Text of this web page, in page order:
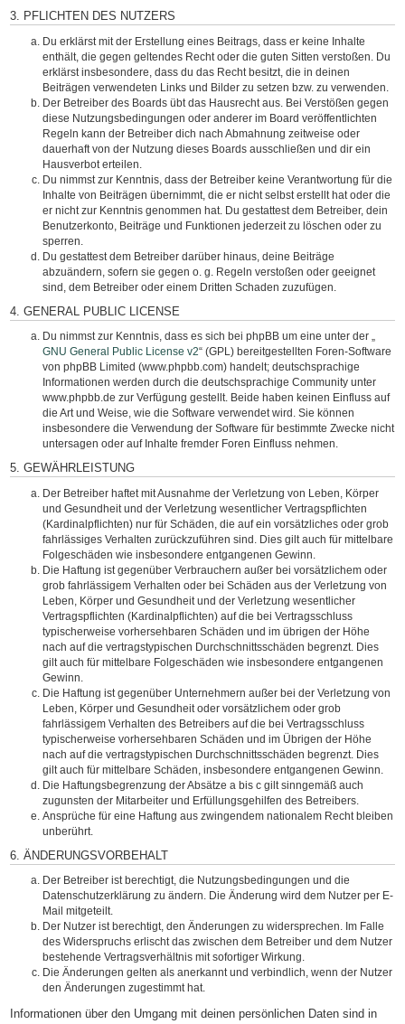
3. PFLICHTEN DES NUTZERS
Du erklärst mit der Erstellung eines Beitrags, dass er keine Inhalte
enthält, die gegen geltendes Recht oder die guten Sitten verstoßen. Du
erklärst insbesondere, dass du das Recht besitzt, die in deinen
Beiträgen verwendeten Links und Bilder zu setzen bzw. zu verwenden.
Der Betreiber des Boards übt das Hausrecht aus. Bei Verstößen gegen
diese Nutzungsbedingungen oder anderer im Board veröffentlichten
Regeln kann der Betreiber dich nach Abmahnung zeitweise oder
dauerhaft von der Nutzung dieses Boards ausschließen und dir ein
Hausverbot erteilen.
Du nimmst zur Kenntnis, dass der Betreiber keine Verantwortung für die
Inhalte von Beiträgen übernimmt, die er nicht selbst erstellt hat oder die
er nicht zur Kenntnis genommen hat. Du gestattest dem Betreiber, dein
Benutzerkonto, Beiträge und Funktionen jederzeit zu löschen oder zu
sperren.
Du gestattest dem Betreiber darüber hinaus, deine Beiträge
abzuändern, sofern sie gegen o. g. Regeln verstoßen oder geeignet
sind, dem Betreiber oder einem Dritten Schaden zuzufügen.
4. GENERAL PUBLIC LICENSE
Du nimmst zur Kenntnis, dass es sich bei phpBB um eine unter der „
GNU General Public License v2“ (GPL) bereitgestellten Foren-Software
von phpBB Limited (www.phpbb.com) handelt; deutschsprachige
Informationen werden durch die deutschsprachige Community unter
www.phpbb.de zur Verfügung gestellt. Beide haben keinen Einfluss auf
die Art und Weise, wie die Software verwendet wird. Sie können
insbesondere die Verwendung der Software für bestimmte Zwecke nicht
untersagen oder auf Inhalte fremder Foren Einfluss nehmen.
5. GEWÄHRLEISTUNG
Der Betreiber haftet mit Ausnahme der Verletzung von Leben, Körper
und Gesundheit und der Verletzung wesentlicher Vertragspflichten
(Kardinalpflichten) nur für Schäden, die auf ein vorsätzliches oder grob
fahrlässiges Verhalten zurückzuführen sind. Dies gilt auch für mittelbare
Folgeschäden wie insbesondere entgangenen Gewinn.
Die Haftung ist gegenüber Verbrauchern außer bei vorsätzlichem oder
grob fahrlässigem Verhalten oder bei Schäden aus der Verletzung von
Leben, Körper und Gesundheit und der Verletzung wesentlicher
Vertragspflichten (Kardinalpflichten) auf die bei Vertragsschluss
typischerweise vorhersehbaren Schäden und im übrigen der Höhe
nach auf die vertragstypischen Durchschnittsschäden begrenzt. Dies
gilt auch für mittelbare Folgeschäden wie insbesondere entgangenen
Gewinn.
Die Haftung ist gegenüber Unternehmern außer bei der Verletzung von
Leben, Körper und Gesundheit oder vorsätzlichem oder grob
fahrlässigem Verhalten des Betreibers auf die bei Vertragsschluss
typischerweise vorhersehbaren Schäden und im Übrigen der Höhe
nach auf die vertragstypischen Durchschnittsschäden begrenzt. Dies
gilt auch für mittelbare Schäden, insbesondere entgangenen Gewinn.
Die Haftungsbegrenzung der Absätze a bis c gilt sinngemäß auch
zugunsten der Mitarbeiter und Erfüllungsgehilfen des Betreibers.
Ansprüche für eine Haftung aus zwingendem nationalem Recht bleiben
unberührt.
6. ÄNDERUNGSVORBEHALT
Der Betreiber ist berechtigt, die Nutzungsbedingungen und die
Datenschutzerklärung zu ändern. Die Änderung wird dem Nutzer per E-
Mail mitgeteilt.
Der Nutzer ist berechtigt, den Änderungen zu widersprechen. Im Falle
des Widerspruchs erlischt das zwischen dem Betreiber und dem Nutzer
bestehende Vertragsverhältnis mit sofortiger Wirkung.
Die Änderungen gelten als anerkannt und verbindlich, wenn der Nutzer
den Änderungen zugestimmt hat.
Informationen über den Umgang mit deinen persönlichen Daten sind in